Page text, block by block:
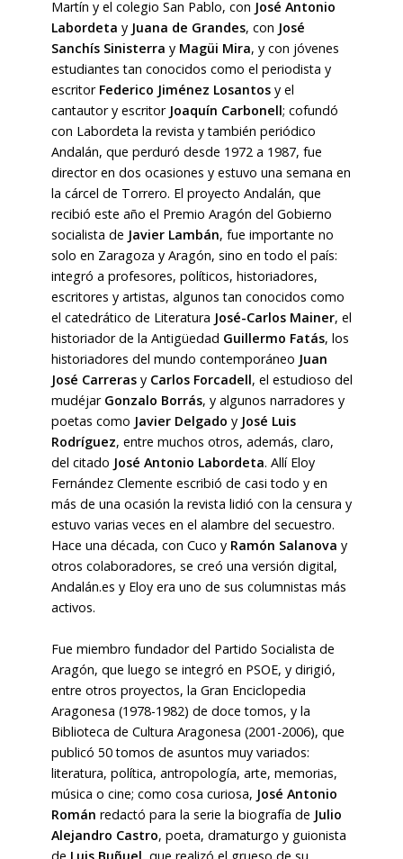
Martín y el colegio San Pablo, con José Antonio
Labordeta y Juana de Grandes, con José
Sanchís Sinisterra y Magüi Mira, y con jóvenes
estudiantes tan conocidos como el periodista y
escritor Federico Jiménez Losantosy el
cantautor y escritor Joaquín Carbonell; cofundó
con Labordeta la revista y también periódico
Andalán, que perduró desde 1972 a 1987, fue
director en dos ocasiones y estuvo una semana en
la cárcel de Torrero. El proyecto Andalán, que
recibió este año el Premio Aragón del Gobierno
socialista de Javier Lambán, fue importante no
solo en Zaragoza y Aragón, sino en todo el país:
integró a profesores, políticos, historiadores,
escritores y artistas, algunos tan conocidos como
el catedrático de Literatura José-Carlos Mainer, el
historiador de la Antigüedad Guillermo Fatás, los
historiadores del mundo contemporáneo Juan
José Carrerasy Carlos Forcadell, el estudioso del
mudéjar Gonzalo Borrás, y algunos narradores y
poetas como Javier Delgado y José Luis
Rodríguez, entre muchos otros, además, claro,
del citado José Antonio Labordeta. Allí Eloy
Fernández Clemente escribió de casi todo y en
más de una ocasión la revista lidió con la censura y
estuvo varias veces en el alambre del secuestro.
Hace una década, con Cuco y Ramón Salanova y
otros colaboradores, se creó una versión digital,
Andalán.es y Eloy era uno de sus columnistas más
activos.
Fue miembro fundador del Partido Socialista de
Aragón, que luego se integró en PSOE, y dirigió,
entre otros proyectos, la Gran Enciclopedia
Aragonesa (1978-1982) de doce tomos, y la
Biblioteca de Cultura Aragonesa (2001-2006), que
publicó 50 tomos de asuntos muy variados:
literatura, política, antropología, arte, memorias,
música o cine; como cosa curiosa, José Antonio
Román redactó para la serie la biografía de Julio
Alejandro Castro, poeta, dramaturgo y guionista